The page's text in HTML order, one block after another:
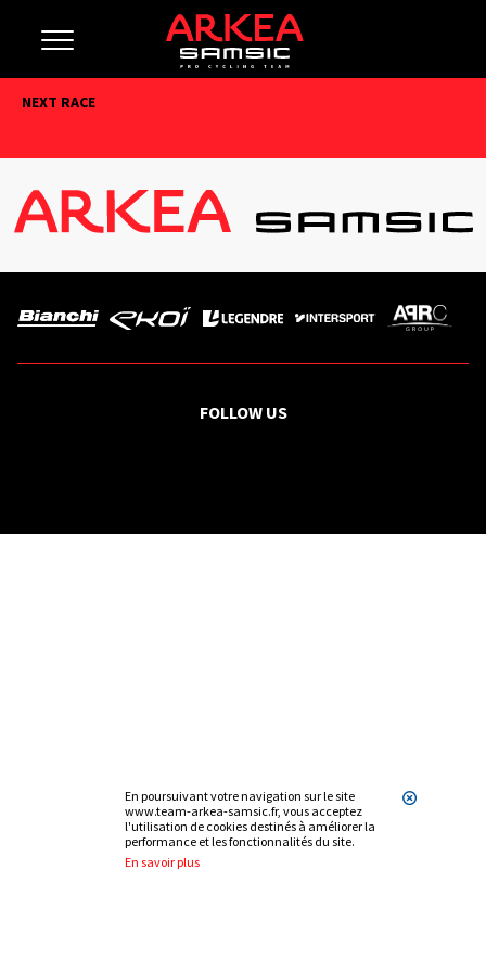
En poursuivant votre navigation sur le site
www.team-arkea-samsic.fr, vous acceptez
l'utilisation de cookies destinés à améliorer la
performance et les fonctionnalités du site.
En savoir plus
NEXT RACE
FOLLOW US